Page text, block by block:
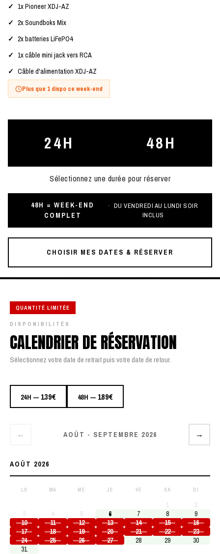
1x Pioneer XDJ-AZ
2x Soundboks Mix
2x batteries LiFePO4
1x câble mini jack vers RCA
Câble d'alimentation XDJ-AZ
Plus que 1 dispo ce week-end
24H 48H
Sélectionnez une durée pour réserver
48H = WEEK-END
COMPLET
DU VENDREDI AU LUNDI SOIR
INCLUS
CHOISIR MES DATES & RÉSERVER
QUANTITÉ LIMITÉE
DISPONIBILITÉS
CALENDRIER DE RÉSERVATION
Sélectionnez votre date de retrait puis votre date de retour.
24H — 139€ 48H — 189€
← AOÛT - SEPTEMBRE 2026 →
AOÛT 2026
LU MA ME JE VE SA DI
1
2
3
4 5 6 7 8
9
10
11 12 13 14 15
16
17
18 19 20 21 22
23
24
25 26 27 28 29
30
31